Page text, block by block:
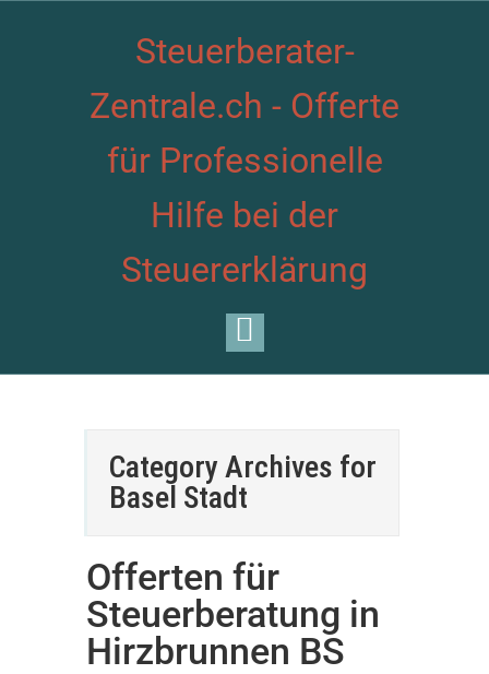
Steuerberater-
Zentrale.ch - Offerte
für Professionelle
Hilfe bei der
Steuererklärung
Category Archives for
Basel Stadt
Offerten für
Steuerberatung in
Hirzbrunnen BS